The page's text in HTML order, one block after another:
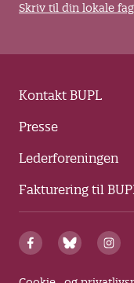
Skriv til din lokale
Kontakt BUPL
Presse
Lederforeningen
Fakturering til